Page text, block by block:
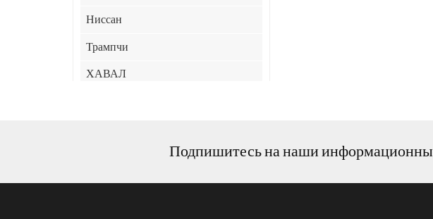
Ниссан
Трампчи
ХАВАЛ
ЛИНК&КО
Подпишитесь на наши